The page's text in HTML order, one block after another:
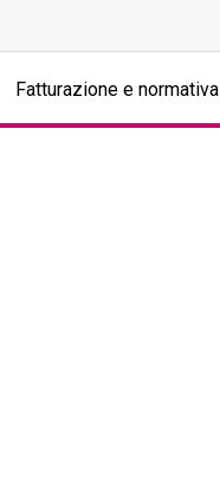
Fatturazione e normativa